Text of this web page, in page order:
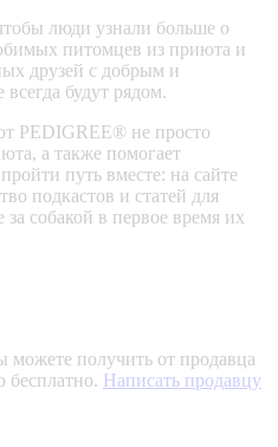
люди узнали больше о
питомцев из приюта и
друзей с добрым и
будут рядом.
PEDIGREE® не просто
а также помогает
путь вместе: на сайте
подкастов и статей для
собакой в первое время их
можете получить от продавца
бесплатно. Написать продавцу